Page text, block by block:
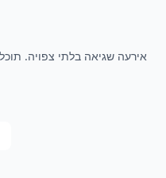
אירעה שגיאה בלתי צפויה.